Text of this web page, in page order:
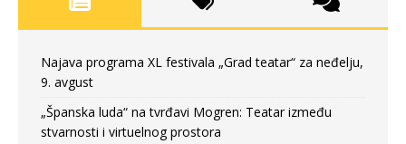
Najava programa XL festivala „Grad teatar“ za neđelju,
9. avgust
„Španska luda“ na tvrđavi Mogren: Teatar između
stvarnosti i virtuelnog prostora